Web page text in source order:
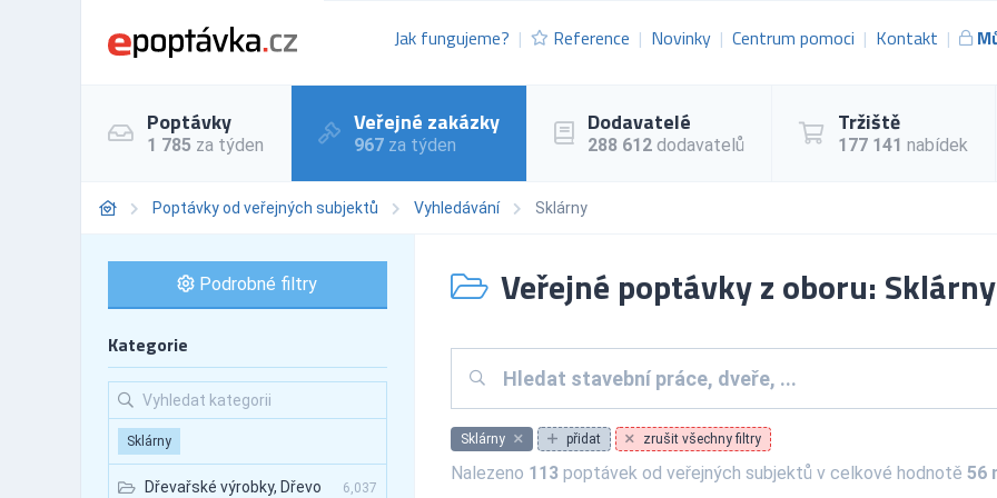
Jak fungujeme? Reference Novinky Centrum pomoci Kontakt
Poptávky
1 785 za týden
Veřejné zakázky
967 za týden
Dodavatelé
288 612 dodavatelů
Tržiště
177 141 nabídek
Poptávky od veřejných subjektů Vyhledávání Sklárny
Podrobné filtry
Kategorie
Sklárny
Dřevařské výrobky, Dřevo 6,037
Veřejné poptávky z oboru: Sklárny
Sklárny přidat zrušit všechny filtry
Nalezeno 113 poptávek od veřejných subjektů v celkové hodnotě 56